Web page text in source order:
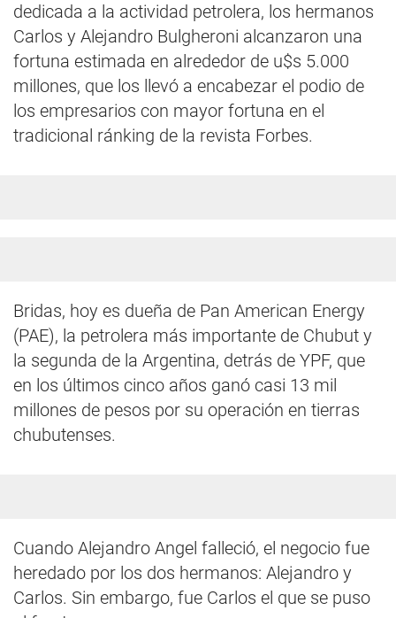
dedicada a la actividad petrolera, los hermanos
Carlos y Alejandro Bulgheroni alcanzaron una
fortuna estimada en alrededor de u$s 5.000
millones, que los llevó a encabezar el podio de
los empresarios con mayor fortuna en el
tradicional ránking de la revista Forbes.
Bridas, hoy es dueña de Pan American Energy
(PAE), la petrolera más importante de Chubut y
la segunda de la Argentina, detrás de YPF, que
en los últimos cinco años ganó casi 13 mil
millones de pesos por su operación en tierras
chubutenses.
Cuando Alejandro Angel falleció, el negocio fue
heredado por los dos hermanos: Alejandro y
Carlos. Sin embargo, fue Carlos el que se puso